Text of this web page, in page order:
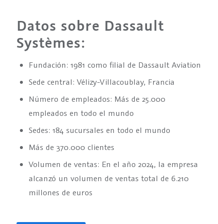
Datos sobre Dassault
Systèmes:
Fundación: 1981 como filial de Dassault Aviation
Sede central: Vélizy-Villacoublay, Francia
Número de empleados: Más de 25.000
empleados en todo el mundo
Sedes: 184 sucursales en todo el mundo
Más de 370.000 clientes
Volumen de ventas: En el año 2024, la empresa
alcanzó un volumen de ventas total de 6.210
millones de euros